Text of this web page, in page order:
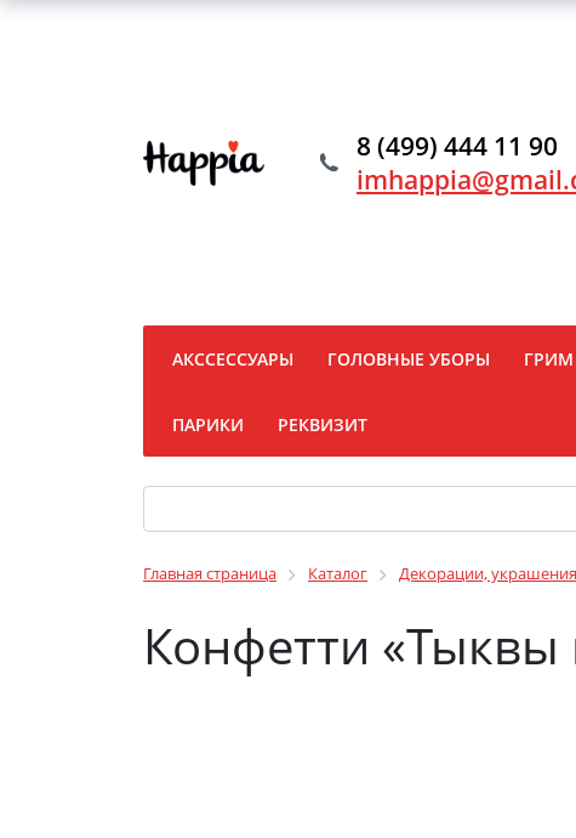
8 (499) 444 11 90
АКССЕССУАРЫ ГОЛОВНЫЕ УБОРЫ ГРИМ
ПАРИКИ РЕКВИЗИТ
Главная страница Каталог Декорации, украшения
Конфетти «Тыквы